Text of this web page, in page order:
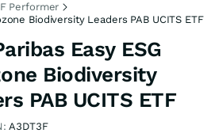
Performer
Biodiversity Leaders PAB UCITS ETF
Easy ESG
Biodiversity
PAB UCITS ETF
A3DT3F